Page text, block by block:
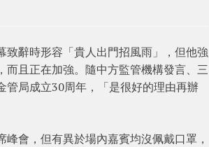
辭時形容「貴人出門招風雨」，但他強
且正在加強。隨中方監管機構發言、三
局成立30周年，「是很好的理由再辦
會，但有異於場內嘉賓均沒佩戴口罩，